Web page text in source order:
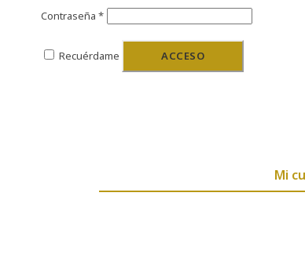
Contraseña *
Recuérdame ACCESO
Mi